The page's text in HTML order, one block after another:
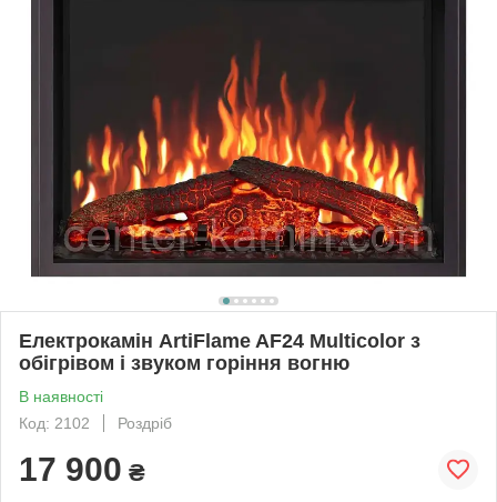
Електрокамін ArtiFlame AF24 Multicolor з
обігрівом і звуком горіння вогню
В наявності
Код: 2102
Роздріб
17 900 ₴